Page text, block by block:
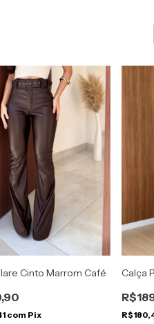
Cinto Marrom Café
com Pix
Calça